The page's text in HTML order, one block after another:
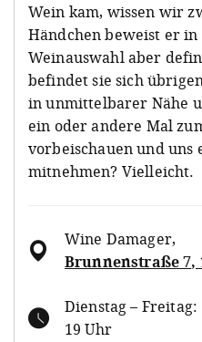
Wein kam, wissen wir
Händchen beweist er
Weinauswahl aber
befindet sie sich
in unmittelbarer Nähe
ein oder andere Mal
vorbeischauen und uns
mitnehmen? Vielleicht.
Wine Damager,
Brunnenstraße 7,
Dienstag – Freitag:
19 Uhr